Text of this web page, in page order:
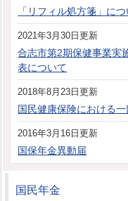
「リフィル処方箋」に
2021年3月30日更新
合志市第2期保健事業実
表について
2018年8月23日更新
国民健康保険における
2016年3月16日更新
国保年金異動届
国民年金